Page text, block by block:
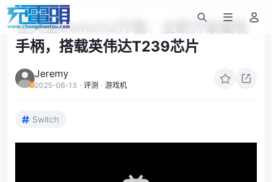
任天堂Switch2开箱：全新升级磁吸
手柄，搭载英伟达T239芯片
Jeremy
2025-06-13 · 评测 · 游戏机
Switch